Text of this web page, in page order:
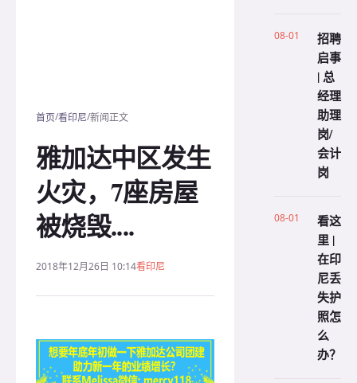
首页/看印尼/新闻正文
雅加达中区发生
火灾，7座房屋
被烧毁....
2018年12月26日 10:14看印尼
08-01
招聘
启事
| 总
经理
助理
岗/
会计
岗
08-01
看这
里 |
在印
尼丢
失护
照怎
么
办？